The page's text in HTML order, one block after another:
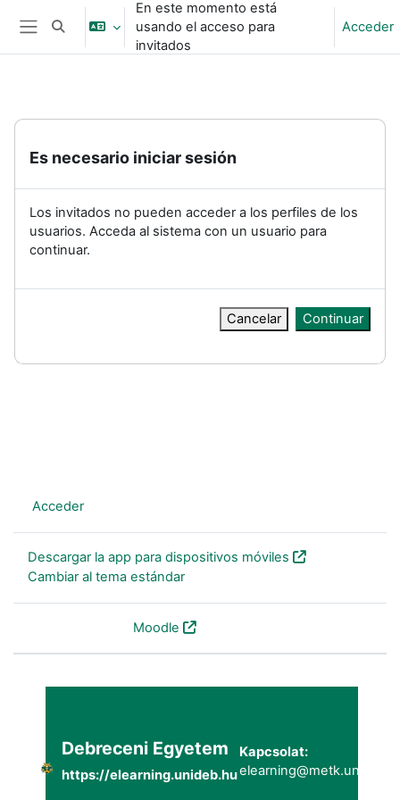
Salta al contenido principal
Panel lateral
Selector de búsqueda de entrada
En este momento está
usando el acceso para
invitados
Acceder
Es necesario iniciar sesión
Los invitados no pueden acceder a los perfiles de los
usuarios. Acceda al sistema con un usuario para
continuar.
Cancelar Continuar
Acceder)
Descargar la app para dispositivos móviles
Cambiar al tema estándar
Moodle
Debreceni Egyetem
https://elearning.unideb.hu
Kapcsolat: